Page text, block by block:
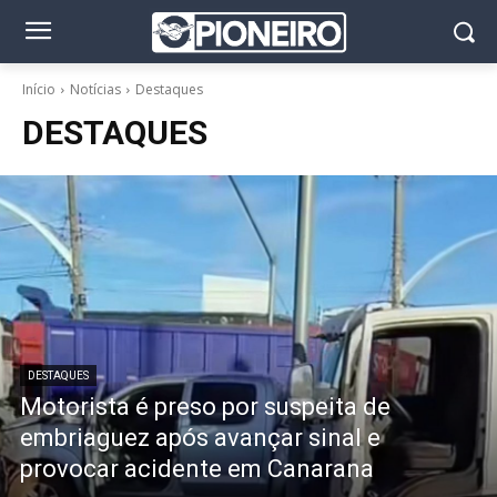
Início Notícias Destaques
DESTAQUES
DESTAQUES
Motorista é preso por suspeita de
embriaguez após avançar sinal e
provocar acidente em Canarana